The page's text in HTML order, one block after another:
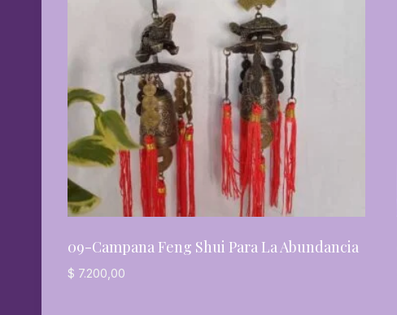
09-Campana Feng Shui Para La Abundancia
$ 7.200,00